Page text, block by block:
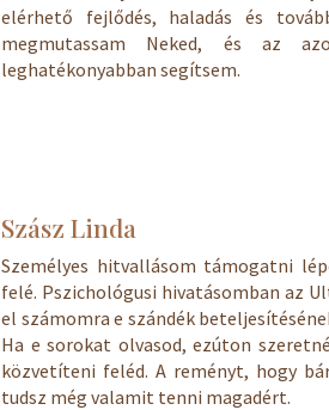
elérhető fejlődés, haladás és
megmutassam Neked, és az
leghatékonyabban segítsem.
Szász Linda
Személyes hitvallásom támogatni
felé. Pszichológusi hivatásomban az
el számomra e szándék
Ha e sorokat olvasod, ezúton
közvetíteni feléd. A reményt, hogy
tudsz még valamit tenni magadért.